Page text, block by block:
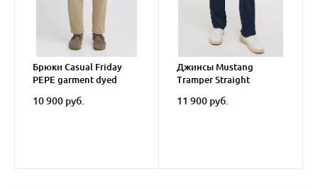
Брюки Casual Friday
PEPE garment dyed
10 900 руб.
Джинсы Mustang
Tramper Straight
11 900 руб.